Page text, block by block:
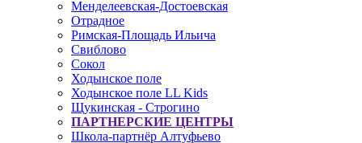
Менделеевская-Достоевская
Отрадное
Римская-Площадь Ильича
Свиблово
Сокол
Ходынское поле
Ходынское поле LL Kids
Щукинская - Строгино
ПАРТНЕРСКИЕ ЦЕНТРЫ
Школа-партнёр Алтуфьево